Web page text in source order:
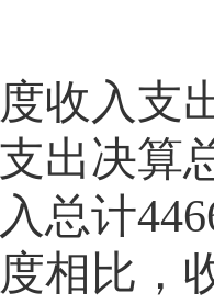
收入支
支出决算
总计
相比，